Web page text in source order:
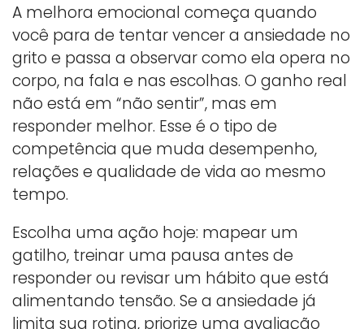
A melhora emocional começa quando
você para de tentar vencer a ansiedade no
grito e passa a observar como ela opera no
corpo, na fala e nas escolhas. O ganho real
não está em “não sentir”, mas em
responder melhor. Esse é o tipo de
competência que muda desempenho,
relações e qualidade de vida ao mesmo
tempo.
Escolha uma ação hoje: mapear um
gatilho, treinar uma pausa antes de
responder ou revisar um hábito que está
alimentando tensão. Se a ansiedade já
limita sua rotina, priorize uma avaliação